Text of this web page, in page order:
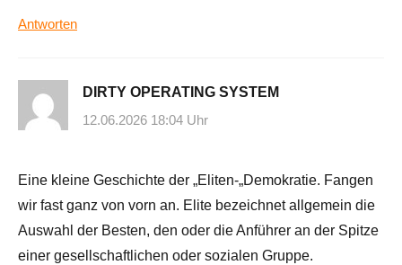
Antworten
DIRTY OPERATING SYSTEM
12.06.2026 18:04 Uhr
Eine kleine Geschichte der „Eliten-„Demokratie. Fangen
wir fast ganz von vorn an. Elite bezeichnet allgemein die
Auswahl der Besten, den oder die Anführer an der Spitze
einer gesellschaftlichen oder sozialen Gruppe.